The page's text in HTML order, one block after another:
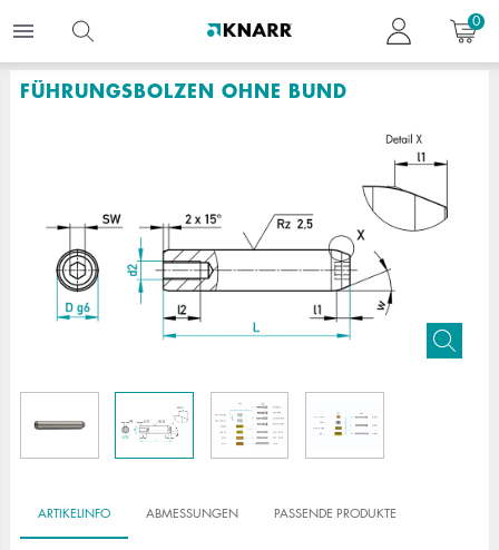
0
ARTIKELINFO ABMESSUNGEN PASSENDE PRODUKTE
FÜHRUNGSBOLZEN OHNE BUND